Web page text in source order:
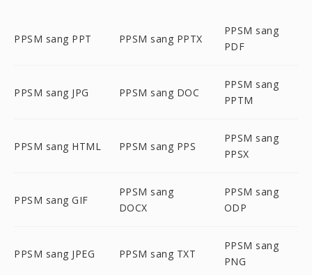
PPSM sang PPT PPSM sang PPTX
PPSM sang
PDF
PPSM sang JPG PPSM sang DOC
PPSM sang
PPTM
PPSM sang HTML PPSM sang PPS
PPSM sang
PPSX
PPSM sang GIF
PPSM sang
DOCX
PPSM sang
ODP
PPSM sang JPEG PPSM sang TXT
PPSM sang
PNG